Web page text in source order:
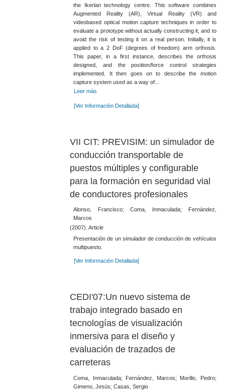
the Ikerlan technology centre. This software combines
Augmented Reality (AR), Virtual Reality (VR) and
videobased optical motion capture techniques in order to
evaluate a prototype without actually constructing it, and to
avoid the risk of testing it on a real person. Initially, it is
applied to a 2 DoF (degrees of freedom) arm orthosis.
This paper, in a first instance, describes the orthosis
designed, and the position/force control strategies
implemented. It then goes on to describe the motion
capture system used as a way of...
Leer más
[Ver Información Detallada]
VII CIT: PREVISIM: un simulador de
conducción transportable de
puestos múltiples y configurable
para la formación en seguridad vial
de conductores profesionales
Alonso, Francisco; Coma, Inmaculada; Fernández,
Marcos
(2007). Article
Presentación de un simulador de conducción de vehículos
multipuesto.
[Ver Información Detallada]
CEDI'07:Un nuevo sistema de
trabajo integrado basado en
tecnologías de visualización
inmersiva para el diseño y
evaluación de trazados de
carreteras
Coma, Inmaculada; Fernández, Marcos; Morillo, Pedro;
Gimeno, Jesús; Casas, Sergio